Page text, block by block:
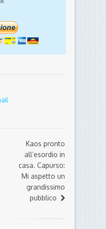
Kaos pronto
all’esordio in
casa. Capurso:
Mi aspetto un
grandissimo
pubblico